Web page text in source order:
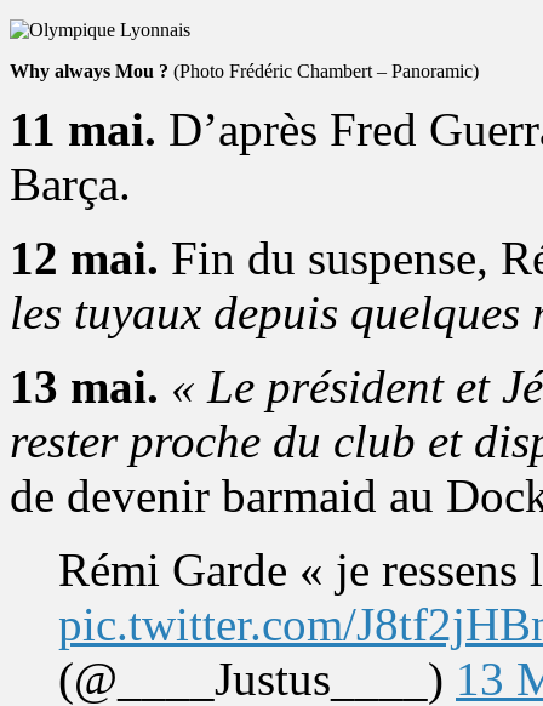
Why always Mou ? (Photo Frédéric Chambert – Panoramic)
11 mai. D’après Fred
Barça.
12 mai. Fin du suspense,
les tuyaux depuis quelques
13 mai. « Le président et
rester proche du club et
de devenir barmaid au
Rémi Garde « je
pic.twitter.com/
(@____Justus____) 13